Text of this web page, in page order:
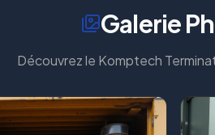
Galerie
Découvrez le Komptech